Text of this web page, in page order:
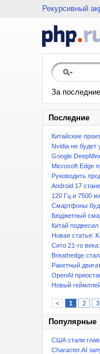
Рекурсивный
За
Последние
Китайские
Nvidia не будет
Google
Microsoft Edge
Руководить
Android 17
120 Гц и 7500
Смартфоны
Бюджетный
Китай
Новая статья:
Сито 21-го
Breathedge
Ракетный
OpenAI
Новый
< 1 2 3
Популярные
США стали
Character.AI